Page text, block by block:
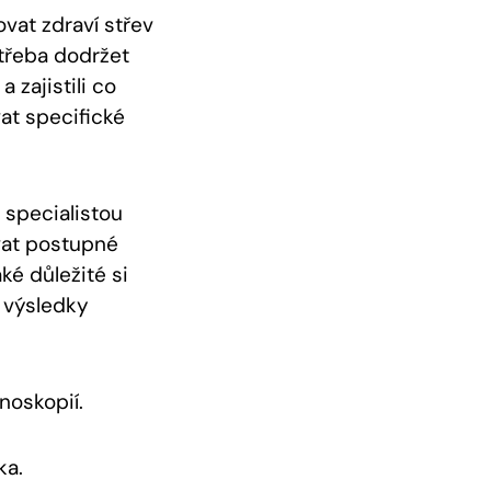
zdraví střev
dodržet
zajistili co
specifické
postupné
důležité si